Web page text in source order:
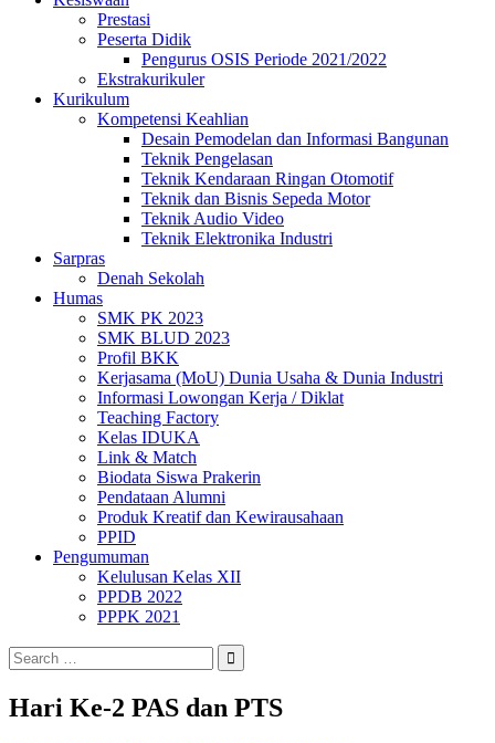
Prestasi
Peserta Didik
Pengurus OSIS Periode 2021/2022
Ekstrakurikuler
Kurikulum
Kompetensi Keahlian
Desain Pemodelan dan Informasi Bangunan
Teknik Pengelasan
Teknik Kendaraan Ringan Otomotif
Teknik dan Bisnis Sepeda Motor
Teknik Audio Video
Teknik Elektronika Industri
Sarpras
Denah Sekolah
Humas
SMK PK 2023
SMK BLUD 2023
Profil BKK
Kerjasama (MoU) Dunia Usaha & Dunia Industri
Informasi Lowongan Kerja / Diklat
Teaching Factory
Kelas IDUKA
Link & Match
Biodata Siswa Prakerin
Pendataan Alumni
Produk Kreatif dan Kewirausahaan
PPID
Pengumuman
Kelulusan Kelas XII
PPDB 2022
PPPK 2021
Search
for:
Hari Ke-2 PAS dan PTS